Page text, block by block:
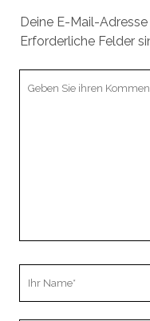
Deine E-Mail-
Erforderliche Felder